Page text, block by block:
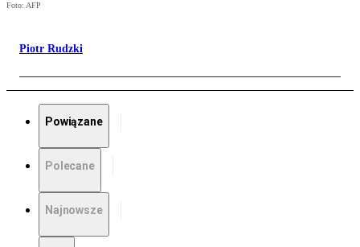
Foto: AFP
Piotr Rudzki
Powiązane
Polecane
Najnowsze